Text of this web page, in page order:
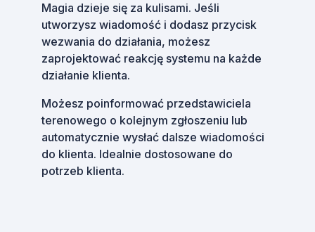
Magia dzieje się za kulisami. Jeśli
utworzysz wiadomość i dodasz przycisk
wezwania do działania, możesz
zaprojektować reakcję systemu na każde
działanie klienta.
Możesz poinformować przedstawiciela
terenowego o kolejnym zgłoszeniu lub
automatycznie wysłać dalsze wiadomości
do klienta. Idealnie dostosowane do
potrzeb klienta.